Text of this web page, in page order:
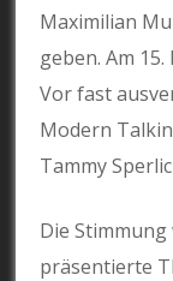
Maximilian
geben. Am
Vor fast
Modern
Tammy
Die
präsentierte